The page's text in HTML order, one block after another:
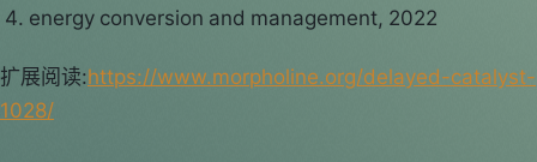
energy conversion and management, 2022
扩展阅读:https://www.morpholine.org/delayed-catalyst-
1028/